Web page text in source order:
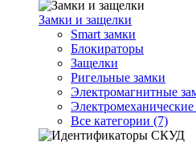
Замки и защелки
Smart замки
Блокираторы
Защелки
Ригельные замки
Электромагнитные
Электромеханические
Все категории (7)